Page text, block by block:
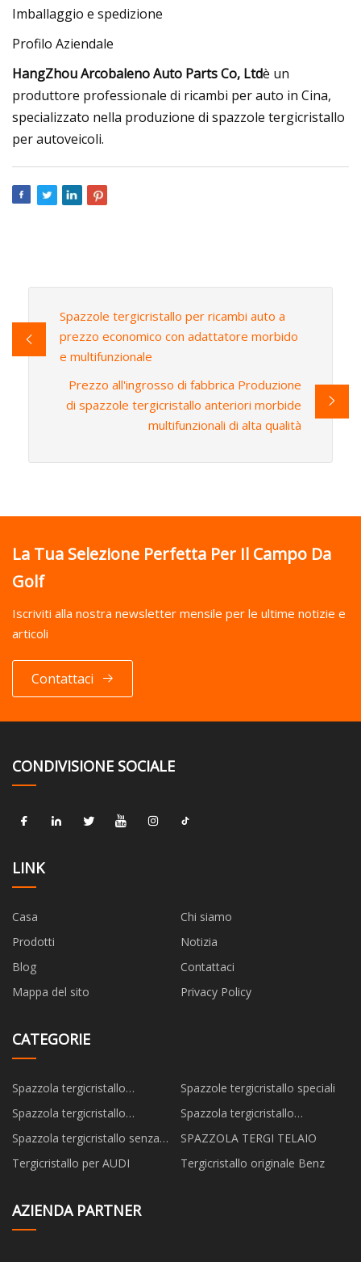
Imballaggio e spedizione
Profilo Aziendale
HangZhou Arcobaleno Auto Parts Co, Ltdè un
produttore professionale di ricambi per auto in Cina,
specializzato nella produzione di spazzole tergicristallo
per autoveicoli.
Spazzole tergicristallo per ricambi auto a
prezzo economico con adattatore morbido
e multifunzionale
Prezzo all'ingrosso di fabbrica Produzione
di spazzole tergicristallo anteriori morbide
multifunzionali di alta qualità
La Tua Selezione Perfetta Per Il Campo Da
Golf
Iscriviti alla nostra newsletter mensile per le ultime notizie e
articoli
Contattaci
CONDIVISIONE SOCIALE
LINK
Casa
Chi siamo
Prodotti
Notizia
Blog
Contattaci
Mappa del sito
Privacy Policy
CATEGORIE
Spazzola tergicristallo
universale
Spazzole tergicristallo speciali
Spazzola tergicristallo
multifunzionale
Spazzola tergicristallo
posteriore
Spazzola tergicristallo senza
telaio
SPAZZOLA TERGI TELAIO
Tergicristallo per AUDI
Tergicristallo originale Benz
AZIENDA PARTNER